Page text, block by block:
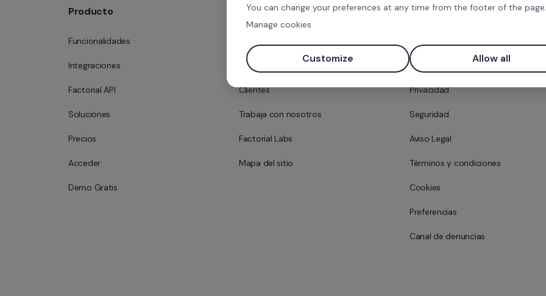
Producto
Funcionalidades
Integraciones
Factorial API
Soluciones
Precios
Acceder
Demo Gratis
Company
Nuestro equipo
Clientes
Trabaja con nosotros
Factorial Labs
Mapa del sitio
Soporte
Centro de ayuda
Privacidad
Seguridad
Aviso Legal
Términos y condiciones
Cookies
Preferencias
Canal de denuncias
You can change your preferences at any time from the footer of the page.
Manage cookies
Customize Allow all